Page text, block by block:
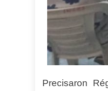
Precisaron